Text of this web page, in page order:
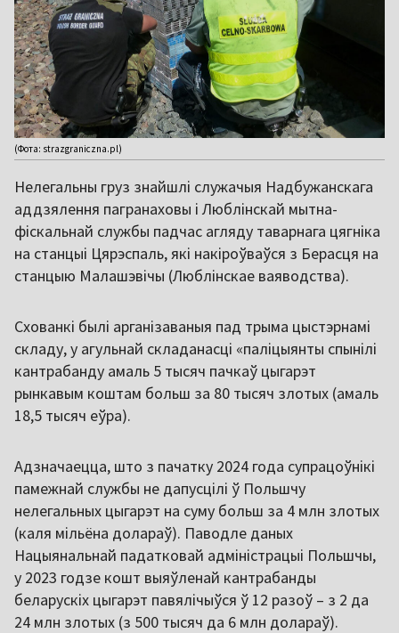
(Фота: strazgraniczna.pl)
Нелегальны груз знайшлі служачыя Надбужанскага
аддзялення пагранаховы і Люблінскай мытна-
фіскальнай службы падчас агляду таварнага цягніка
на станцыі Цярэспаль, які накіроўваўся з Берасця на
станцыю Малашэвічы (Люблінскае ваяводства).
Схованкі былі арганізаваныя пад трыма цыстэрнамі
складу, у агульнай складанасці «паліцыянты спынілі
кантрабанду амаль 5 тысяч пачкаў цыгарэт
рынкавым коштам больш за 80 тысяч злотых (амаль
18,5 тысяч еўра).
Адзначаецца, што з пачатку 2024 года супрацоўнікі
памежнай службы не дапусцілі ў Польшчу
нелегальных цыгарэт на суму больш за 4 млн злотых
(каля мільёна долараў). Паводле даных
Нацыянальнай падатковай адміністрацыі Польшчы,
у 2023 годзе кошт выяўленай кантрабанды
беларускіх цыгарэт павялічыўся ў 12 разоў – з 2 да
24 млн злотых (з 500 тысяч да 6 млн долараў).